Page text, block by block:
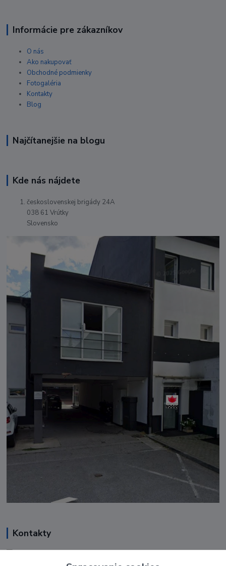
Informácie pre zákazníkov
O nás
Ako nakupovať
Obchodné podmienky
Fotogaléria
Kontakty
Blog
Najčítanejšie na blogu
Kde nás nájdete
československej brigády 24A
038 61 Vrútky
Slovensko
Kontakty